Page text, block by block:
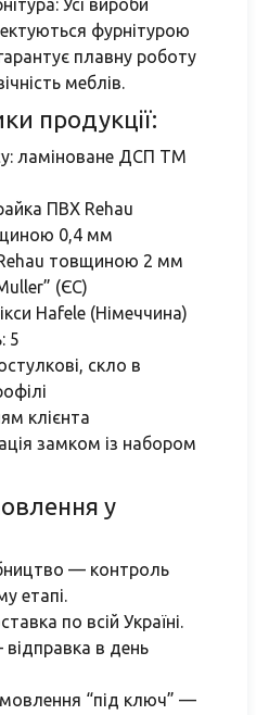
Усі вироби
фурнітурою
плавну роботу
меблів.
продукції:
ламіноване ДСП ТМ
ПВХ Rehau
0,4 мм
товщиною 2 мм
(ЄС)
Hafele (Німеччина)
5
скло в
клієнта
замком із набором
у
— контроль
етапі.
по всій Україні.
в день
“під ключ” —